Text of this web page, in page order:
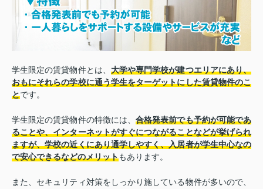
学生限定の賃貸物件とは、 大学や専門学校が建つエリアにあり、
おもにそれらの学校に通う学生をターゲットにした賃貸物件のこ
とです。
学生限定の賃貸物件の特徴には、合格発表前でも予約が可能であ
ることや、インターネットがすぐにつながることなどが挙げられ
ますが、学校の近くにあり通学しやすく、入居者が学生中心なの
で安心できるなどのメリットもあります。
また、セキュリティ対策をしっかり施している物件が多いので、